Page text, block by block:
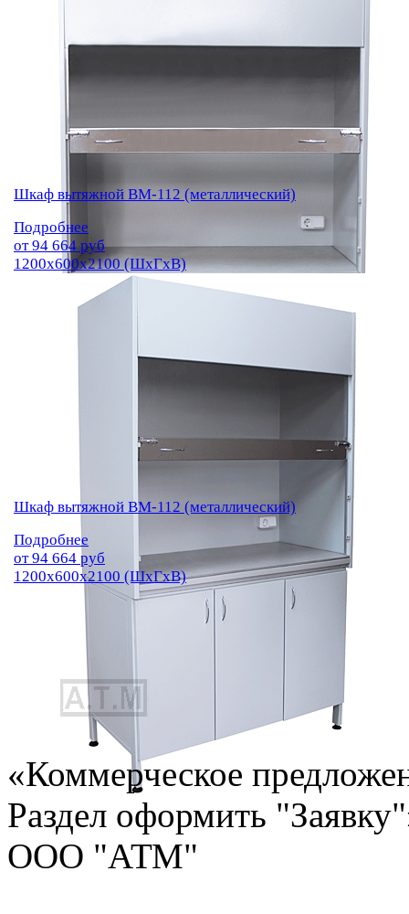
Шкаф вытяжной ВМ-112 (металлический)
Подробнее
от94 664 руб
1200х600х2100 (ШхГхВ)
Шкаф вытяжной ВМ-112 (металлический)
Подробнее
от94 664 руб
1200х600х2100 (ШхГхВ)
«Коммерческое
Раздел оформить
ООО "АТМ"